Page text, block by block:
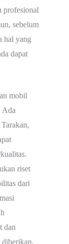
profesional
sebelum
hal yang
dapat
mobil
Ada
riset
dari
dan
diberikan.